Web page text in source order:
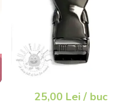
25,00 Lei / buc